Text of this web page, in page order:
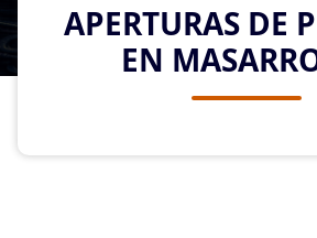
APERTURAS DE
EN